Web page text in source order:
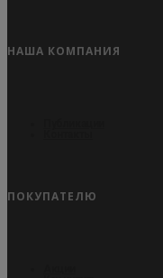
НАША КОМПАНИЯ
ПОКУПАТЕЛЮ